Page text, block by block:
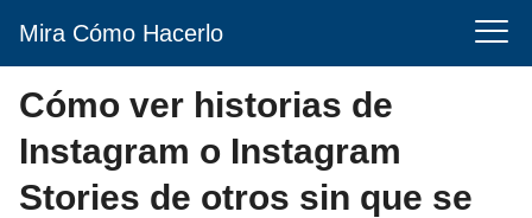
Mira Cómo Hacerlo
Cómo ver historias de
Instagram o Instagram
Stories de otros sin que se